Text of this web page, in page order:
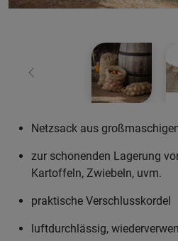
Zurück
Netzsack aus
zur schonenden Lagerung
Kartoffeln, Zwiebeln, uvm.
praktische Verschlusskordel
luftdurchlässig,